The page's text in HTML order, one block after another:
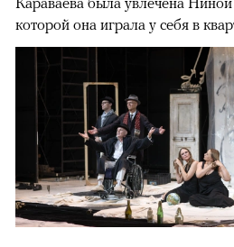
которой она играла у себя в